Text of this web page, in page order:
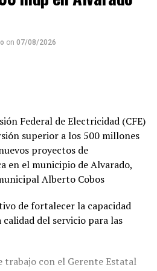
no es ajeno a dicha
como lo revelaron
en desapariciones de
2020-2024 y 2006-2010, ubicó
del 2,250 por ciento; muy
el incremento fue de 26 mil 183
lapso de tiempo.
aumento consecutivo se dio en
evolución para registrar a
no se reflejó en las
que Veracruz registró un
por ciento durante 2024
on 07/08/2026
Federal de Electricidad (CFE)
superior a los 500 millones
proyectos de
en el municipio de Alvarado,
Alberto Cobos
de fortalecer la capacidad
del servicio para las
trabajo con el Gerente Estatal